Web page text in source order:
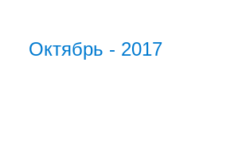
Октябрь - 2017